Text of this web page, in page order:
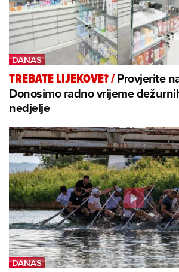
TREBATE LIJEKOVE?/Provjerite
Donosimo radno vrijeme
nedjelje